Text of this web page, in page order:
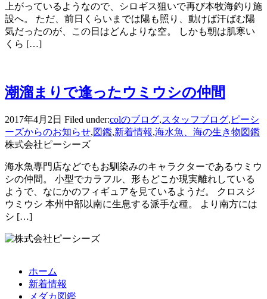
上がっているようなので、シロギス狙いで再び本牧海釣り施
設へ。 ただ、前日くらいまでは陽も照り、動けば汗ばむ陽
気だったのが、この日はどんよりな空。 しかも朝は肌寒い
くら […]
潮溜まりで逢ったウミウシの仲間
2017年4月2日 Filed under:colのブログ,スタッフブログ, ピーシ
ーズからのお知らせ,図鑑,新着情報,海水魚、海の生き物図鑑
株式会社ピーシーズ
海水魚専門店などでもお馴染みのキャラクターであるウミウ
シの仲間。 小型でカラフル、形もどこか現実離れしている
ようで、なにかのフィギュアを見ているようだ。 クロスジ
ウミウシ 本州中部以南に生息する派手な種。 より南方には
シ […]
ホーム
新着情報
メダカ図鑑